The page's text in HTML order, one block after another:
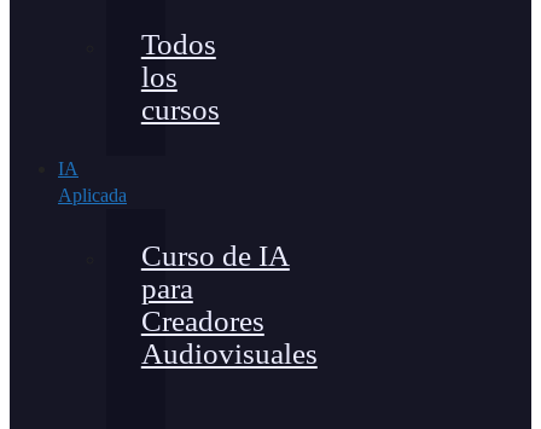
Todos
los
cursos
IA
Aplicada
Curso de IA
para
Creadores
Audiovisuales